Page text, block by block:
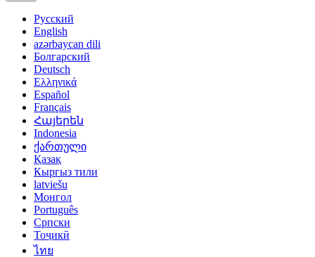
Русский
English
azərbaycan dili
Болгарский
Deutsch
Ελληνικά
Español
Français
Հայերեն
Indonesia
ქართული
Қазақ
Кыргыз тили
latviešu
Монгол
Português
Српски
Тоҷикӣ
ไทย